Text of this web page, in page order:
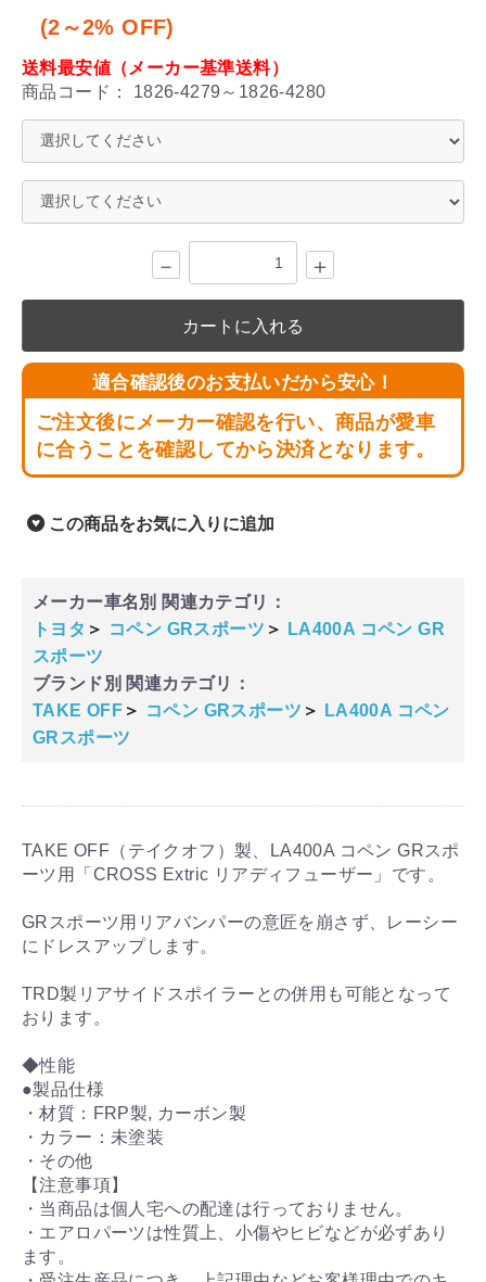
(2～2% OFF)
送料最安値（メーカー基準送料）
商品コード： 1826-4279～1826-4280
－ ＋
カートに入れる
適合確認後のお支払いだから安心！
ご注文後にメーカー確認を行い、商品が愛車
に合うことを確認してから決済となります。
この商品をお気に入りに追加
メーカー車名別 関連カテゴリ：
トヨタ ＞ コペン GRスポーツ ＞
LA400A コペン GR
スポーツ
ブランド別 関連カテゴリ：
TAKE OFF ＞ コペン GRスポーツ ＞
LA400A コペン
GRスポーツ
TAKE OFF（テイクオフ）製、LA400A コペン GRスポ
ーツ用「CROSS Extric リアディフューザー」です。
GRスポーツ用リアバンパーの意匠を崩さず、レーシー
にドレスアップします。
TRD製リアサイドスポイラーとの併用も可能となって
おります。
◆性能
●製品仕様
・材質：FRP製, カーボン製
・カラー：未塗装
・その他
【注意事項】
・当商品は個人宅への配達は行っておりません。
・エアロパーツは性質上、小傷やヒビなどが必ずあり
ます。